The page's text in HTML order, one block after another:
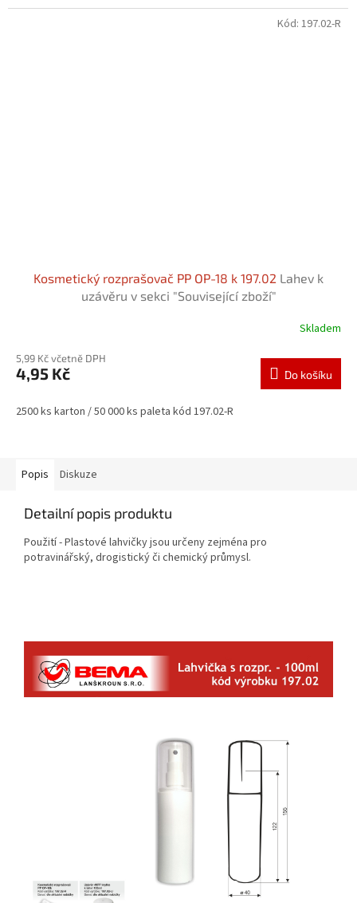
Kosmetický rozprašovač PP OP-18 k 197.02 Lahev k
uzávěru v sekci "Související zboží"
Skladem
5,99 Kč včetně DPH
4,95 Kč Do košíku
2500 ks karton / 50 000 ks paleta kód 197.02-R
Kód: 197.02-R
Popis Diskuze
Detailní popis produktu
Použití - Plastové lahvičky jsou určeny zejména pro
potravinářský, drogistický či chemický průmysl.